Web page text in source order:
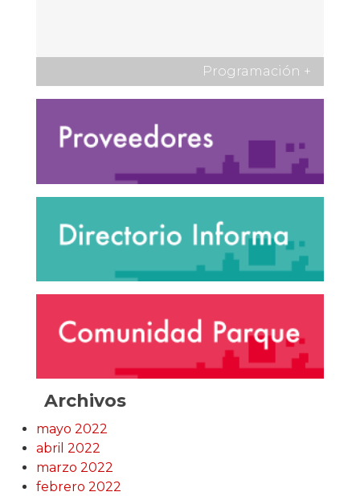
Programación +
Archivos
mayo 2022
abril 2022
marzo 2022
febrero 2022